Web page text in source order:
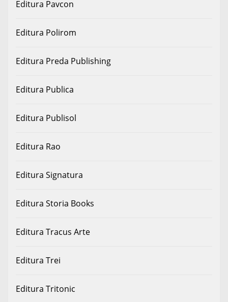
Editura Pavcon
Editura Polirom
Editura Preda Publishing
Editura Publica
Editura Publisol
Editura Rao
Editura Signatura
Editura Storia Books
Editura Tracus Arte
Editura Trei
Editura Tritonic